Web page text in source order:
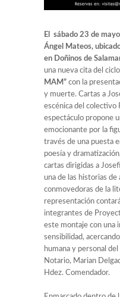
El sábado 23 de
Ángel Mateos,
en Doñinos de
una nueva cita del
MAM” con la
y muerte. Cartas a
escénica del colectivo
espectáculo propone
emocionante por la
través de una puesta
poesía y
cartas dirigidas a
una de las historias
conmovedoras de la
representación
integrantes de
este montaje con una
sensibilidad,
humana y personal
Notario, Marian
Hdez. Comendador.